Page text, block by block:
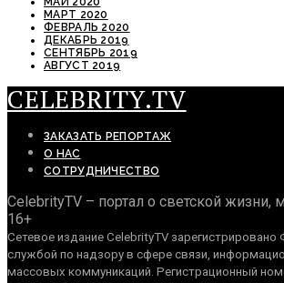
МАРТ 2020
ФЕВРАЛЬ 2020
ДЕКАБРЬ 2019
СЕНТЯБРЬ 2019
АВГУСТ 2019
CELEBRITY.TV
ЗАКАЗАТЬ РЕПОРТАЖ
О НАС
СОТРУДНИЧЕСТВО
CelebrityTV – портал о светской жизни,
16+
Сетевое издание CelebrityTV зарегистрировано
службой по надзору в сфере связи,
массовых коммуникаций. Регистрационный